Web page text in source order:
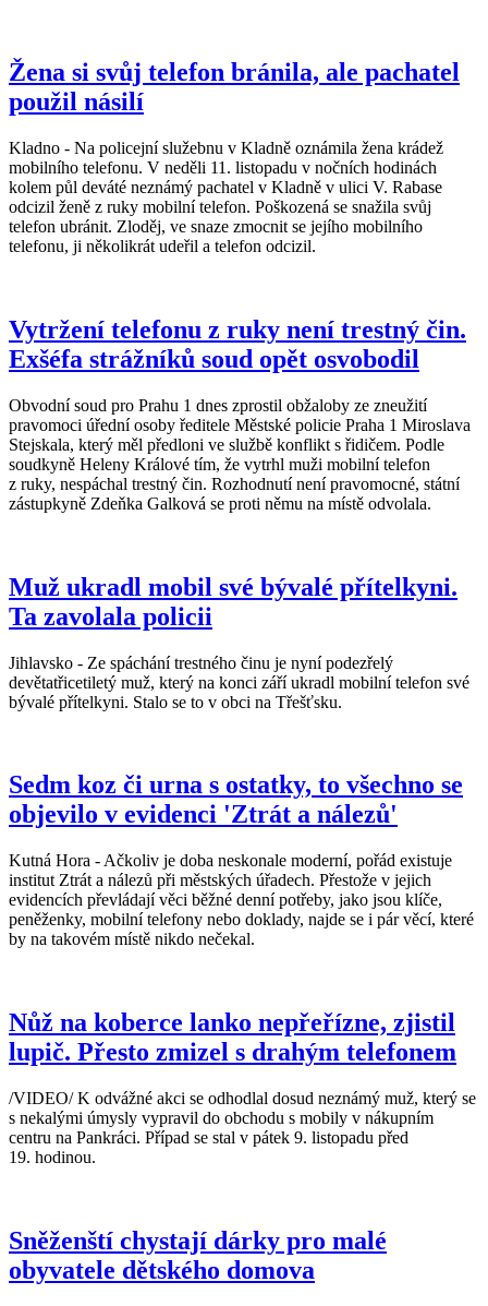
Žena si svůj telefon bránila, ale pachatel
použil násilí
Kladno - Na policejní služebnu v Kladně oznámila žena krádež
mobilního telefonu. V neděli 11. listopadu v nočních hodinách
kolem půl deváté neznámý pachatel v Kladně v ulici V. Rabase
odcizil ženě z ruky mobilní telefon. Poškozená se snažila svůj
telefon ubránit. Zloděj, ve snaze zmocnit se jejího mobilního
telefonu, ji několikrát udeřil a telefon odcizil.
Vytržení telefonu z ruky není trestný čin.
Exšéfa strážníků soud opět osvobodil
Obvodní soud pro Prahu 1 dnes zprostil obžaloby ze zneužití
pravomoci úřední osoby ředitele Městské policie Praha 1 Miroslava
Stejskala, který měl předloni ve službě konflikt s řidičem. Podle
soudkyně Heleny Králové tím, že vytrhl muži mobilní telefon
z ruky, nespáchal trestný čin. Rozhodnutí není pravomocné, státní
zástupkyně Zdeňka Galková se proti němu na místě odvolala.
Muž ukradl mobil své bývalé přítelkyni.
Ta zavolala policii
Jihlavsko - Ze spáchání trestného činu je nyní podezřelý
devětatřicetiletý muž, který na konci září ukradl mobilní telefon své
bývalé přítelkyni. Stalo se to v obci na Třešťsku.
Sedm koz či urna s ostatky, to všechno se
objevilo v evidenci 'Ztrát a nálezů'
Kutná Hora - Ačkoliv je doba neskonale moderní, pořád existuje
institut Ztrát a nálezů při městských úřadech. Přestože v jejich
evidencích převládají věci běžné denní potřeby, jako jsou klíče,
peněženky, mobilní telefony nebo doklady, najde se i pár věcí, které
by na takovém místě nikdo nečekal.
Nůž na koberce lanko nepřeřízne, zjistil
lupič. Přesto zmizel s drahým telefonem
/VIDEO/ K odvážné akci se odhodlal dosud neznámý muž, který se
s nekalými úmysly vypravil do obchodu s mobily v nákupním
centru na Pankráci. Případ se stal v pátek 9. listopadu před
19. hodinou.
Sněženští chystají dárky pro malé
obyvatele dětského domova